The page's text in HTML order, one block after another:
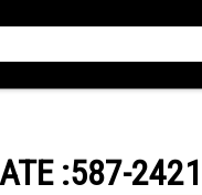
587-2421
: PLATE